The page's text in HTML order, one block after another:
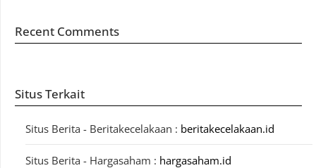
Recent Comments
Situs Terkait
Situs Berita - Beritakecelakaan : beritakecelakaan.id
Situs Berita - Hargasaham : hargasaham.id